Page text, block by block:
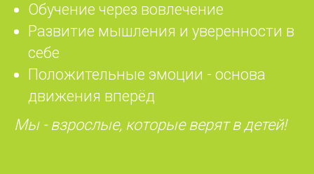
Обучение через вовлечение
Развитие мышления и уверенности в
себе
Положительные эмоции - основа
движения вперёд
Мы - взрослые, которые верят в детей!